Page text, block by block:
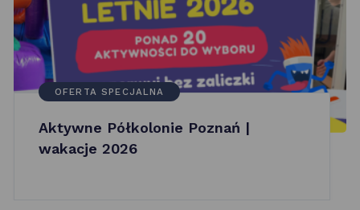
OFERTA SPECJALNA
Aktywne Półkolonie Poznań |
wakacje 2026